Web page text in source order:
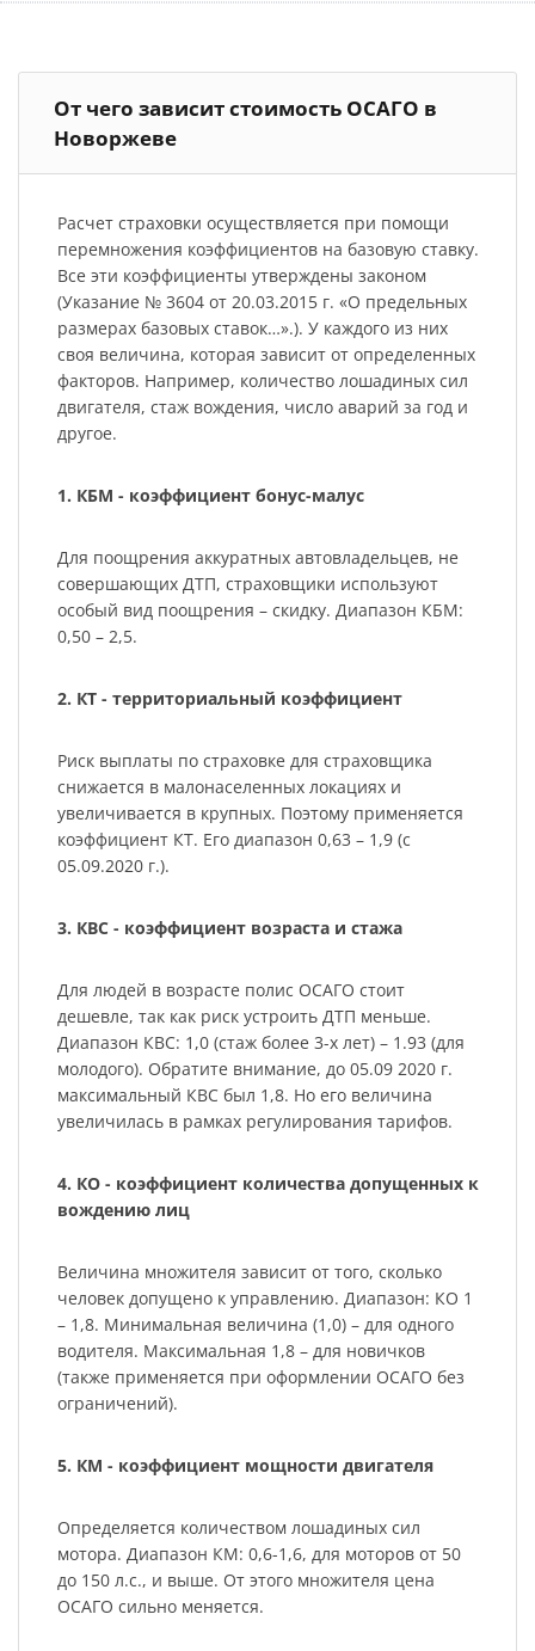
От чего зависит стоимость ОСАГО в
Новоржеве
Расчет страховки осуществляется при помощи
перемножения коэффициентов на базовую ставку.
Все эти коэффициенты утверждены законом
(Указание № 3604 от 20.03.2015 г. «О предельных
размерах базовых ставок…».). У каждого из них
своя величина, которая зависит от определенных
факторов. Например, количество лошадиных сил
двигателя, стаж вождения, число аварий за год и
другое.
1. КБМ - коэффициент бонус-малус
Для поощрения аккуратных автовладельцев, не
совершающих ДТП, страховщики используют
особый вид поощрения – скидку. Диапазон КБМ:
0,50 – 2,5.
2. КТ - территориальный коэффициент
Риск выплаты по страховке для страховщика
снижается в малонаселенных локациях и
увеличивается в крупных. Поэтому применяется
коэффициент КТ. Его диапазон 0,63 – 1,9 (с
05.09.2020 г.).
3. КВС - коэффициент возраста и стажа
Для людей в возрасте полис ОСАГО стоит
дешевле, так как риск устроить ДТП меньше.
Диапазон КВС: 1,0 (стаж более 3-х лет) – 1.93 (для
молодого). Обратите внимание, до 05.09 2020 г.
максимальный КВС был 1,8. Но его величина
увеличилась в рамках регулирования тарифов.
4. КО - коэффициент количества допущенных к
вождению лиц
Величина множителя зависит от того, сколько
человек допущено к управлению. Диапазон: КО 1
– 1,8. Минимальная величина (1,0) – для одного
водителя. Максимальная 1,8 – для новичков
(также применяется при оформлении ОСАГО без
ограничений).
5. КМ - коэффициент мощности двигателя
Определяется количеством лошадиных сил
мотора. Диапазон КМ: 0,6-1,6, для моторов от 50
до 150 л.с., и выше. От этого множителя цена
ОСАГО сильно меняется.